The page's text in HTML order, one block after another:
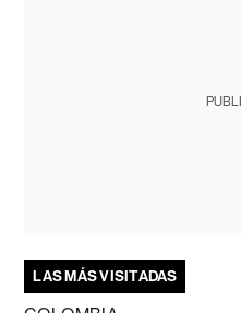
LAS MÁS VISITADAS